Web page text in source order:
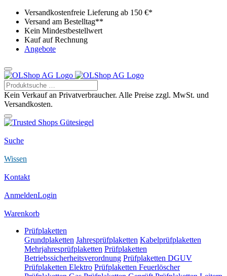
Versandkostenfreie Lieferung ab 150 €*
Versand am Bestelltag**
Kein Mindestbestellwert
Kauf auf Rechnung
Angebote
Kein Verkauf an Privatverbraucher. Alle Preise zzgl. MwSt. und
Versandkosten.
Suche
Wissen
Kontakt
AnmeldenLogin
Warenkorb
Prüfplaketten
Grundplaketten Jahresprüfplaketten Kabelprüfplaketten
Mehrjahresprüfplaketten Prüfplaketten
Betriebssicherheitsverordnung Prüfplaketten DGUV
Prüfplaketten Elektro Prüfplaketten Feuerlöscher